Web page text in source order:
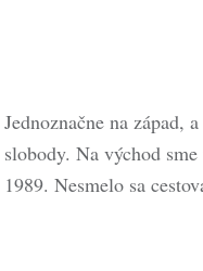
Jednoznačne na západ,
slobody. Na východ
1989. Nesmelo sa